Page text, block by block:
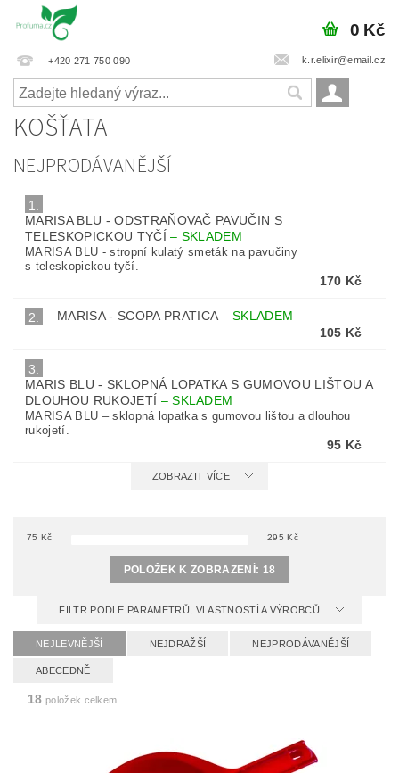
+420 271 750 090 k.r.elixir@email.cz
0 Kč
KOŠŤATA
NEJPRODÁVANĚJŠÍ
1.
MARISA BLU - ODSTRAŇOVAČ PAVUČIN S
TELESKOPICKOU TYČÍ– SKLADEM
MARISA BLU - stropní kulatý smeták na pavučiny
s teleskopickou tyčí.
170 Kč
2. MARISA - SCOPA PRATICA –SKLADEM
105 Kč
3.
MARIS BLU - SKLOPNÁ LOPATKA S GUMOVOU LIŠTOU A
DLOUHOU RUKOJETÍ –SKLADEM
MARISA BLU – sklopná lopatka s gumovou lištou a dlouhou
rukojetí.
95 Kč
ZOBRAZIT VÍCE
75 Kč 295 Kč
POLOŽEK K ZOBRAZENÍ: 18
FILTR PODLE PARAMETRŮ, VLASTNOSTÍ A VÝROBCŮ
NEJLEVNĚJŠÍ NEJDRAŽŠÍ NEJPRODÁVANĚJŠÍ
ABECEDNĚ
18 položek celkem